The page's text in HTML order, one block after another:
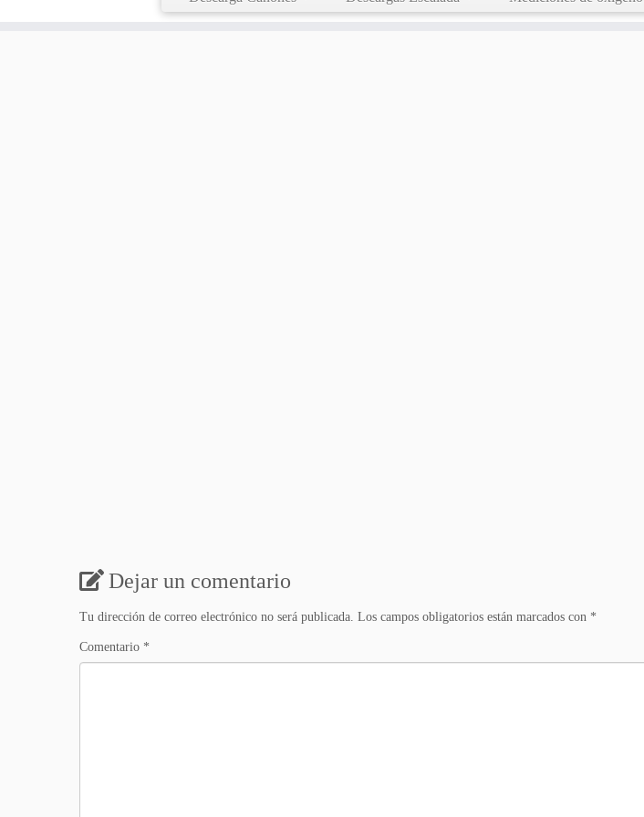
Dejar un comentario
Tu dirección de correo electrónico no será publicada. Los campos obligatorios están marcados con *
Comentario *